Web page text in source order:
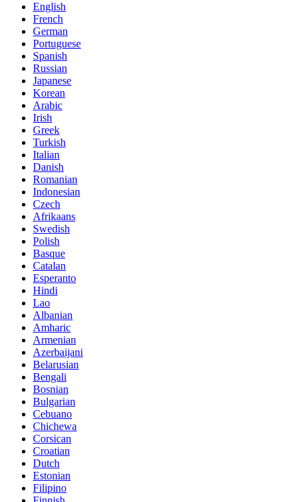
English
French
German
Portuguese
Spanish
Russian
Japanese
Korean
Arabic
Irish
Greek
Turkish
Italian
Danish
Romanian
Indonesian
Czech
Afrikaans
Swedish
Polish
Basque
Catalan
Esperanto
Hindi
Lao
Albanian
Amharic
Armenian
Azerbaijani
Belarusian
Bengali
Bosnian
Bulgarian
Cebuano
Chichewa
Corsican
Croatian
Dutch
Estonian
Filipino